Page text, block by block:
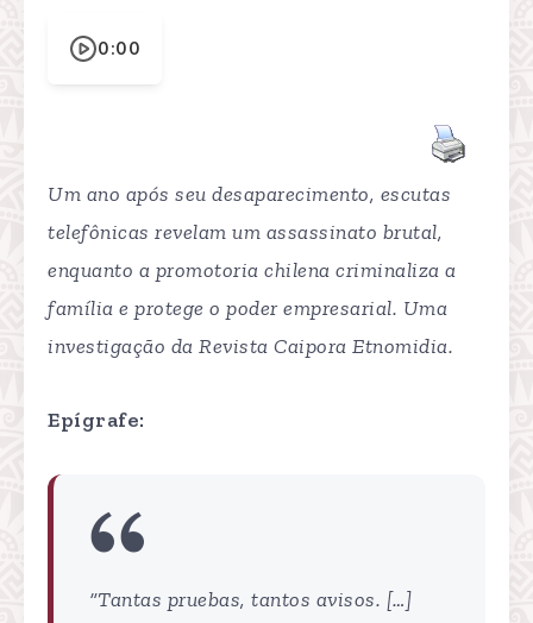
0:00
Um ano após seu desaparecimento, escutas
telefônicas revelam um assassinato brutal,
enquanto a promotoria chilena criminaliza a
família e protege o poder empresarial. Uma
investigação da Revista Caipora Etnomidia.
Epígrafe:
“Tantas pruebas, tantos avisos. […]